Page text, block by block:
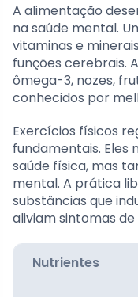
A alimentação
na saúde mental.
vitaminas e
funções cerebrais.
ômega-3, nozes,
conhecidos por
Exercícios físicos
fundamentais. Eles
saúde física, mas
mental. A prática
substâncias que
aliviam sintomas
Nutrientes